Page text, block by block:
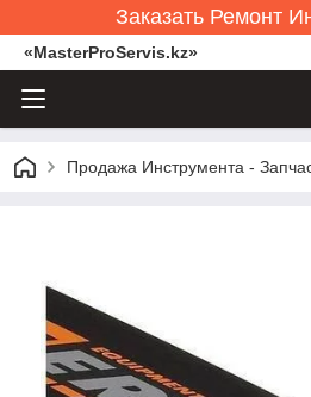
Заказать Ремонт
«MasterProServis.kz»
Продажа Инструмента -